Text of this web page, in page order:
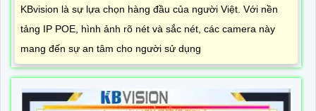
KBvision là sự lựa chọn hàng đầu của người Việt. Với nền
tảng IP POE, hình ảnh rõ nét và sắc nét, các camera này
mang đến sự an tâm cho người sử dụng